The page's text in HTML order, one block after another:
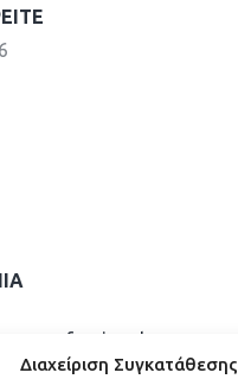
Διαχείριση Συγκατάθεσης
professional.gr